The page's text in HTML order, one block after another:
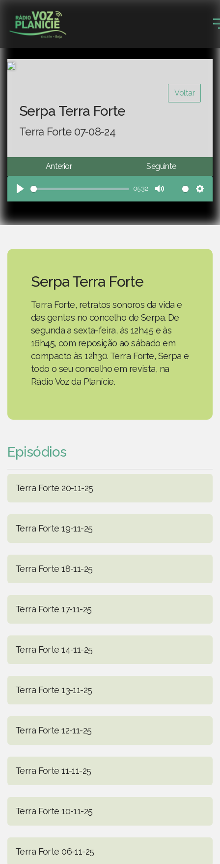
Voltar
Serpa Terra Forte
Terra Forte 07-08-24
Anterior Seguinte
Play
05:32
Mute
Serpa Terra Forte
Terra Forte, retratos sonoros da vida e
das gentes no concelho de Serpa. De
segunda a sexta-feira, às 12h45 e às
16h45, com reposição ao sábado em
compacto às 12h30. Terra Forte, Serpa e
todo o seu concelho em revista, na
Rádio Voz da Planície.
Episódios
Terra Forte 20-11-25
Terra Forte 19-11-25
Terra Forte 18-11-25
Terra Forte 17-11-25
Terra Forte 14-11-25
Terra Forte 13-11-25
Terra Forte 12-11-25
Terra Forte 11-11-25
Terra Forte 10-11-25
Terra Forte 06-11-25